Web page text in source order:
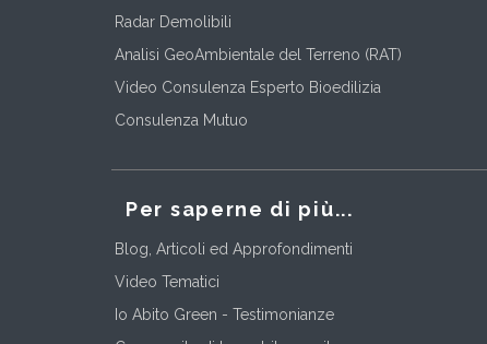
Radar Demolibili
Analisi GeoAmbientale del Terreno (RAT)
Video Consulenza Esperto Bioedilizia
Consulenza Mutuo
Per saperne di più...
Blog, Articoli ed Approfondimenti
Video Tematici
Io Abito Green - Testimonianze